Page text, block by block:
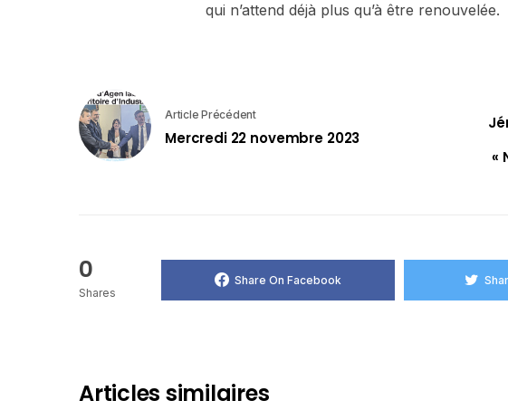
qui n’attend déjà plus qu’à être renouvelée.
Article Précédent
Mercredi 22 novembre 2023
«
0
Shares
Share On Facebook
Articles similaires